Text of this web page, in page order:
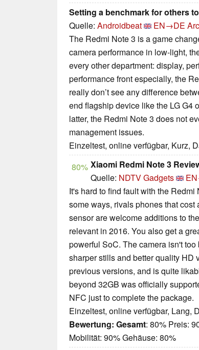
Setting a benchmark for others
Quelle: Androidbeat EN→DE
The Redmi Note 3 is a game
camera performance in low-light,
every other department: display,
performance front especially, the
really don’t see any difference
end flagship device like the LG G4
latter, the Redmi Note 3 does not
management issues.
Einzeltest, online verfügbar, Kurz,
80% Xiaomi Redmi Note 3
Quelle: NDTV Gadgets
It's hard to find fault with the
some ways, rivals phones that
sensor are welcome additions to
relevant in 2016. You also get a
powerful SoC. The camera isn't
sharper stills and better quality HD
previous versions, and is quite
beyond 32GB was officially
NFC just to complete the package.
Einzeltest, online verfügbar, Lang,
Bewertung: Gesamt: 80% Preis:
Mobilität: 90% Gehäuse: 80%